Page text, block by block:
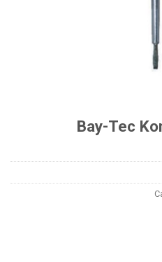
Bay-Tec